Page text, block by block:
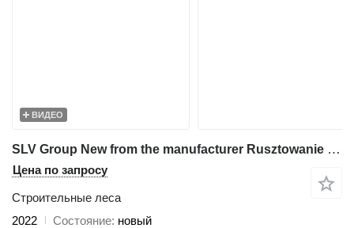
ВИДЕО
SLV Group New from the manufacturer Rusztowanie 500m2, Scaffolding,pastol
Цена по запросу
Строительные леса
2022
Состояние новый